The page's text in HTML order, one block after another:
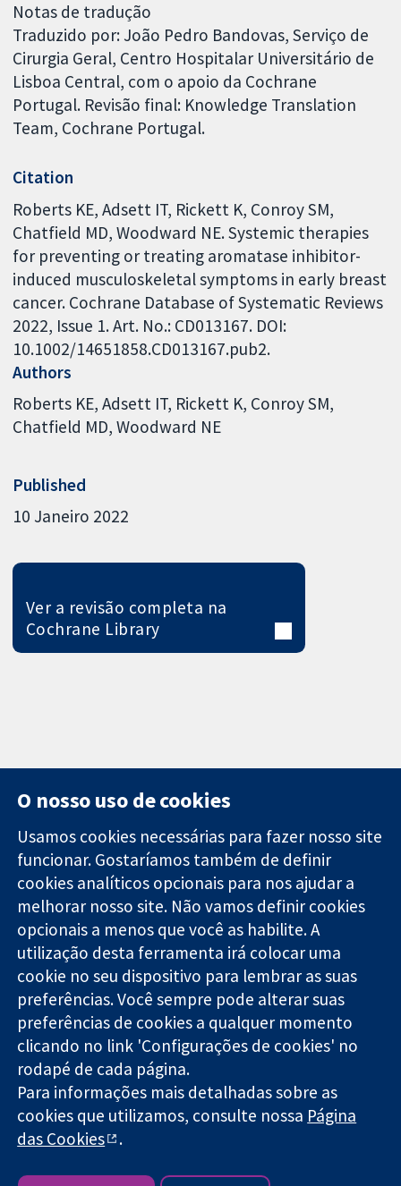
Notas de tradução
Traduzido por: João Pedro Bandovas, Serviço de
Cirurgia Geral, Centro Hospitalar Universitário de
Lisboa Central, com o apoio da Cochrane
Portugal. Revisão final: Knowledge Translation
Team, Cochrane Portugal.
Citation
Roberts KE, Adsett IT, Rickett K, Conroy SM,
Chatfield MD, Woodward NE. Systemic therapies
for preventing or treating aromatase inhibitor-
induced musculoskeletal symptoms in early breast
cancer. Cochrane Database of Systematic Reviews
2022, Issue 1. Art. No.: CD013167. DOI:
10.1002/14651858.CD013167.pub2.
Authors
Roberts KE Adsett IT Rickett K Conroy SM
Chatfield MD Woodward NE
Published
10 Janeiro 2022
Ver a revisão completa na
Cochrane Library
Evidências
confiáveis.
Decisões
informadas.
Melhor saúde.
11-13 Cavendish
Square
Londres
W1G 0AN
Reino Unido
Contato
Notícias
Assessoria de
imprensa
Sobre nós
Cochrane
Library
A Cochrane Collaboration é uma organização sem fins lucrativos
(caridade nº 1045921) e uma empresa limitada por garantia (nº
03044323) registrada na Inglaterra e no País de Gales.
Copyright © 2026 The Cochrane Collaboration
Termos e condições do site |Aviso legal|Privacidade
O nosso uso de cookies
Usamos cookies necessárias para fazer nosso site
funcionar. Gostaríamos também de definir
cookies analíticos opcionais para nos ajudar a
melhorar nosso site. Não vamos definir cookies
opcionais a menos que você as habilite. A
utilização desta ferramenta irá colocar uma
cookie no seu dispositivo para lembrar as suas
preferências. Você sempre pode alterar suas
preferências de cookies a qualquer momento
clicando no link 'Configurações de cookies' no
rodapé de cada página.
Para informações mais detalhadas sobre as
cookies que utilizamos, consulte nossa Página
das Cookies
.